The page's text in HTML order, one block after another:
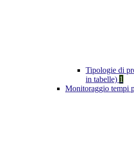
Tipologie di
in tabelle) 1
Monitoraggio tempi